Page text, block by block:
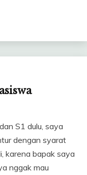
S1 dulu, saya
dengan syarat
karena bapak saya
nggak mau